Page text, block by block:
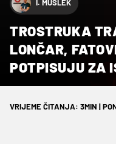
I. MUŠLEK
TROSTRUKA
LONČAR,
POTPISUJU ZA
VRIJEME ČITANJA: 3MIN |